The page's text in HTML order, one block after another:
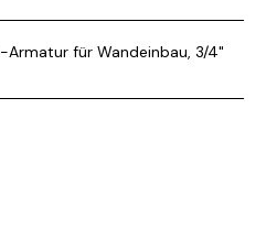
für Wandeinbau, 3/4"